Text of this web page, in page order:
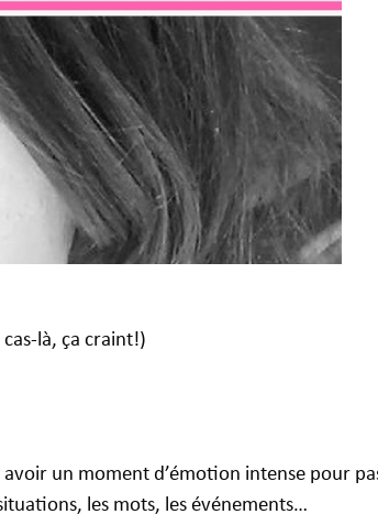
là, ça craint!)
un moment d’émotion intense pour
les mots, les événements…